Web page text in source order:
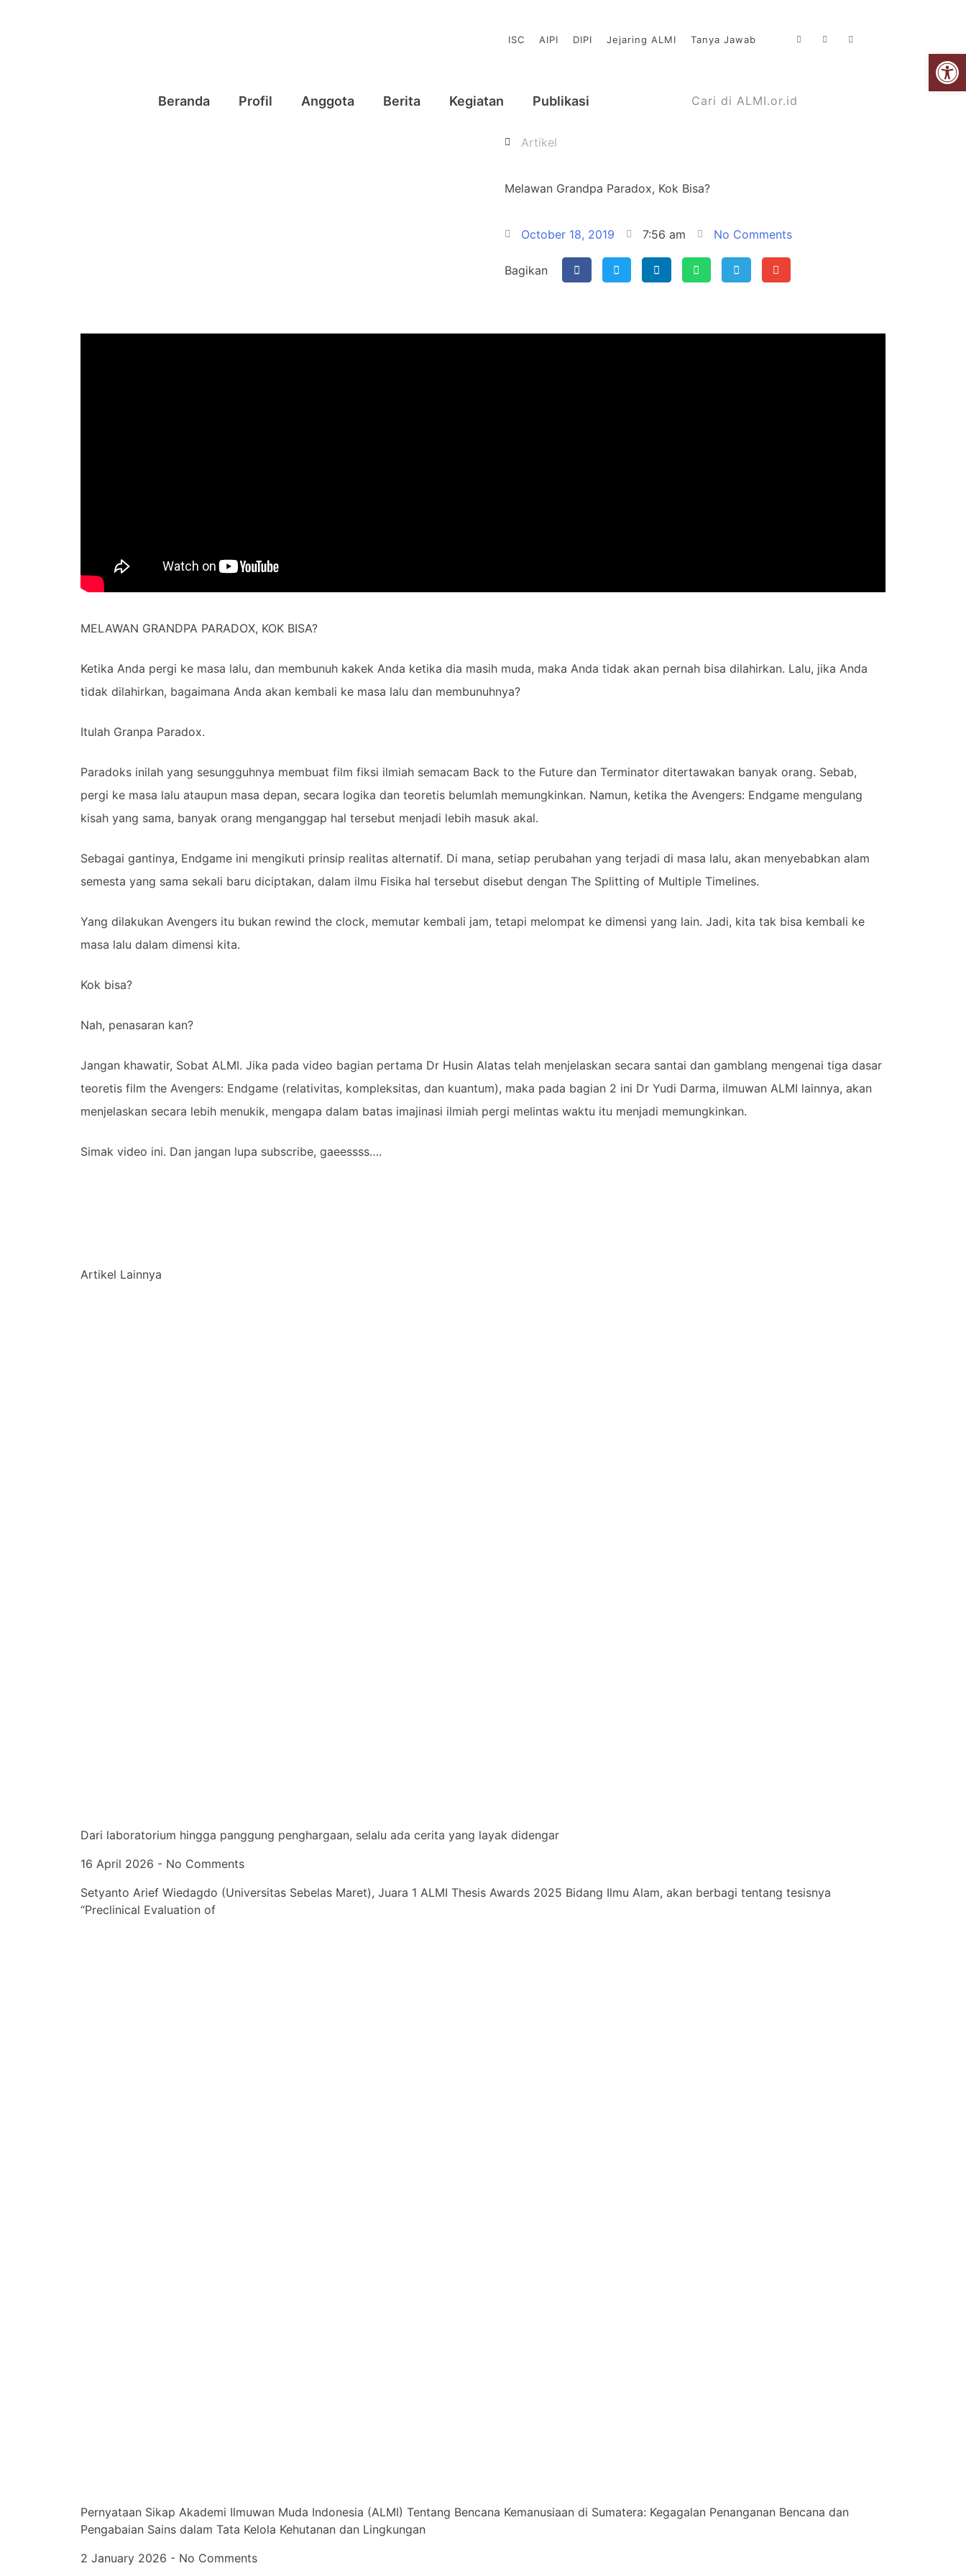
ISC AIPI DIPI Jejaring ALMI Tanya Jawab
Beranda Profil Anggota Berita Kegiatan Publikasi
Artikel
Melawan Grandpa Paradox, Kok Bisa?
October 18, 2019 7:56 am No Comments
Bagikan
MELAWAN GRANDPA PARADOX, KOK BISA?
Ketika Anda pergi ke masa lalu, dan membunuh kakek Anda ketika dia masih muda, maka Anda tidak akan pernah bisa dilahirkan. Lalu, jika Anda
tidak dilahirkan, bagaimana Anda akan kembali ke masa lalu dan membunuhnya?
Itulah Granpa Paradox.
Paradoks inilah yang sesungguhnya membuat film fiksi ilmiah semacam Back to the Future dan Terminator ditertawakan banyak orang. Sebab,
pergi ke masa lalu ataupun masa depan, secara logika dan teoretis belumlah memungkinkan. Namun, ketika the Avengers: Endgame mengulang
kisah yang sama, banyak orang menganggap hal tersebut menjadi lebih masuk akal.
Sebagai gantinya, Endgame ini mengikuti prinsip realitas alternatif. Di mana, setiap perubahan yang terjadi di masa lalu, akan menyebabkan alam
semesta yang sama sekali baru diciptakan, dalam ilmu Fisika hal tersebut disebut dengan The Splitting of Multiple Timelines.
Yang dilakukan Avengers itu bukan rewind the clock, memutar kembali jam, tetapi melompat ke dimensi yang lain. Jadi, kita tak bisa kembali ke
masa lalu dalam dimensi kita.
Kok bisa?
Nah, penasaran kan?
Jangan khawatir, Sobat ALMI. Jika pada video bagian pertama Dr Husin Alatas telah menjelaskan secara santai dan gamblang mengenai tiga dasar
teoretis film the Avengers: Endgame (relativitas, kompleksitas, dan kuantum), maka pada bagian 2 ini Dr Yudi Darma, ilmuwan ALMI lainnya, akan
menjelaskan secara lebih menukik, mengapa dalam batas imajinasi ilmiah pergi melintas waktu itu menjadi memungkinkan.
Simak video ini. Dan jangan lupa subscribe, gaeessss….
Artikel Lainnya
Dari laboratorium hingga panggung penghargaan, selalu ada cerita yang layak didengar
16 April 2026
No Comments
Setyanto Arief Wiedagdo (Universitas Sebelas Maret), Juara 1 ALMI Thesis Awards 2025 Bidang Ilmu Alam, akan berbagi tentang tesisnya
“Preclinical Evaluation of
Pernyataan Sikap Akademi Ilmuwan Muda Indonesia (ALMI) Tentang Bencana Kemanusiaan di Sumatera: Kegagalan Penanganan Bencana dan
Pengabaian Sains dalam Tata Kelola Kehutanan dan Lingkungan
2 January 2026
No Comments